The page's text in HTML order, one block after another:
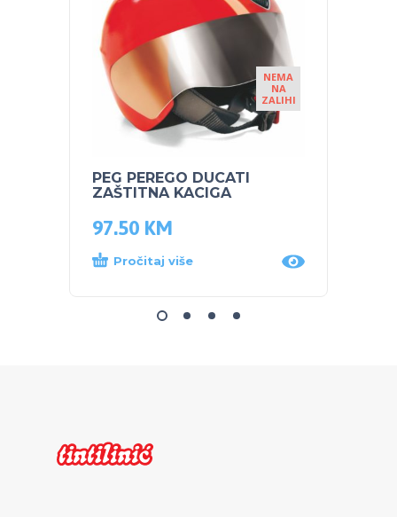
NEMA
NA
ZALIHI
PEG PEREGO DUCATI
ZAŠTITNA KACIGA
97.50 KM
Pročitaj više